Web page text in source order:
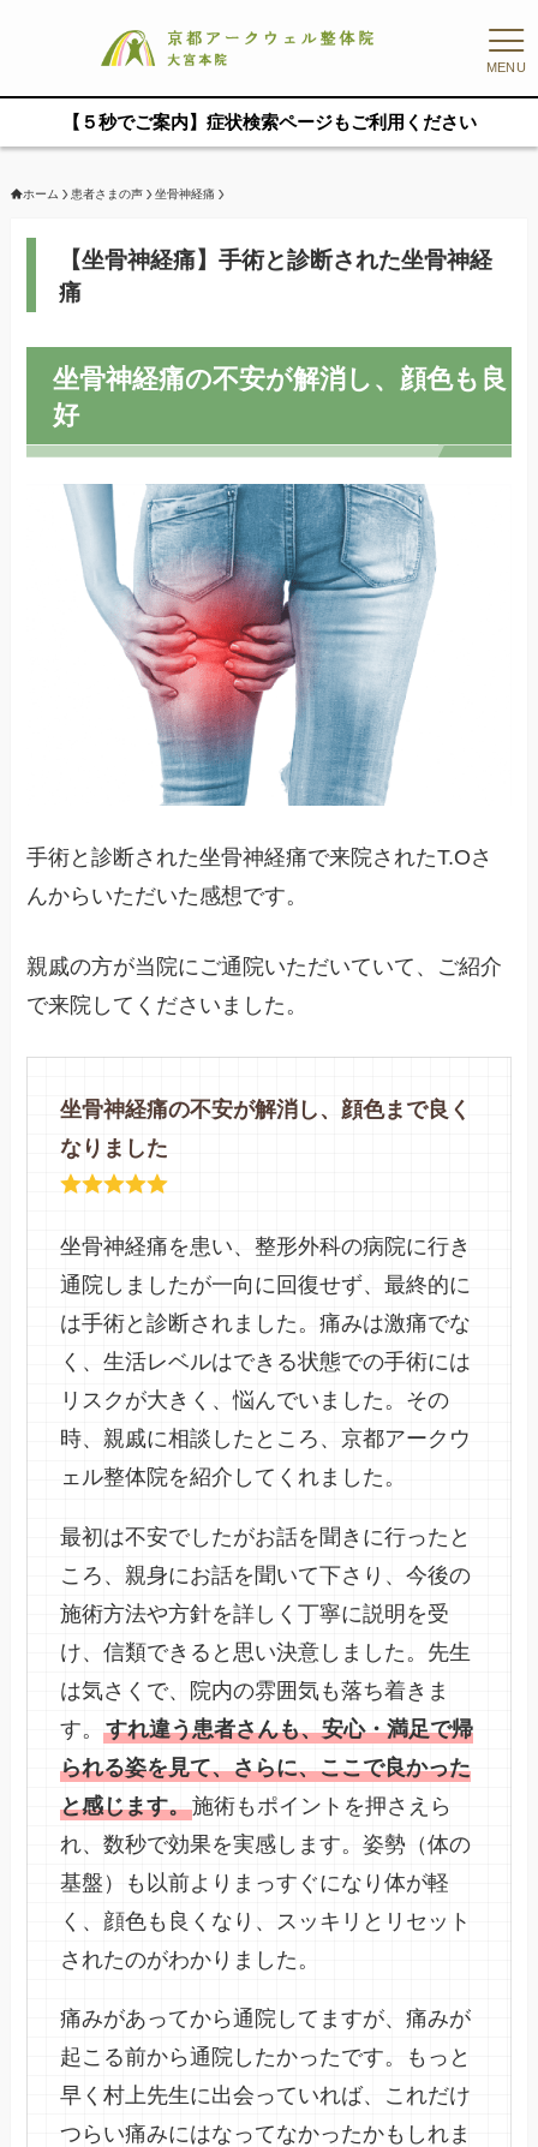
MENU
【５秒でご案内】症状検索ページもご利用ください
ホーム 患者さまの声 坐骨神経痛
【坐骨神経痛】手術と診断された坐骨神経
痛
坐骨神経痛の不安が解消し、顔色も良
好
手術と診断された坐骨神経痛で来院されたT.Oさ
んからいただいた感想です。
親戚の方が当院にご通院いただいていて、ご紹介
で来院してくださいました。
坐骨神経痛の不安が解消し、顔色まで良く
なりました
坐骨神経痛を患い、整形外科の病院に行き
通院しましたが一向に回復せず、最終的に
は手術と診断されました。痛みは激痛でな
く、生活レベルはできる状態での手術には
リスクが大きく、悩んでいました。その
時、親戚に相談したところ、京都アークウ
ェル整体院を紹介してくれました。
最初は不安でしたがお話を聞きに行ったと
ころ、親身にお話を聞いて下さり、今後の
施術方法や方針を詳しく丁寧に説明を受
け、信類できると思い決意しました。先生
は気さくで、院内の雰囲気も落ち着きま
す。すれ違う患者さんも、安心・満足で帰
られる姿を見て、さらに、ここで良かった
と感じます。施術もポイントを押さえら
れ、数秒で効果を実感します。姿勢（体の
基盤）も以前よりまっすぐになり体が軽
く、顔色も良くなり、スッキリとリセット
されたのがわかりました。
痛みがあってから通院してますが、痛みが
起こる前から通院したかったです。もっと
早く村上先生に出会っていれば、これだけ
つらい痛みにはなってなかったかもしれま